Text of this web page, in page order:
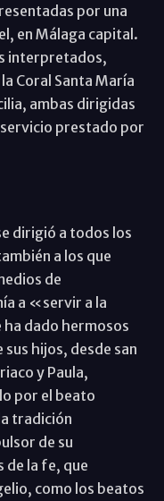
por una
en Málaga capital.
interpretados,
Coral Santa María
ambas dirigidas
prestado por
dirigió a todos los
a los que
de
a «servir a la
ha dado hermosos
hijos, desde san
y Paula,
por el beato
tradición
de su
de la fe, que
como los beatos